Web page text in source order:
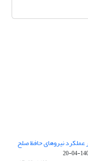
عملکرد نیروهای حافظ صلح